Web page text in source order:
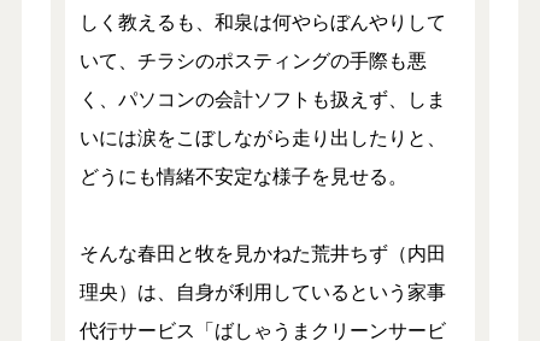
しく教えるも、和泉は何やらぼんやりして
いて、チラシのポスティングの手際も悪
く、パソコンの会計ソフトも扱えず、しま
いには涙をこぼしながら走り出したりと、
どうにも情緒不安定な様子を見せる。
そんな春田と牧を見かねた荒井ちず（内田
理央）は、自身が利用しているという家事
代行サービス「ばしゃうまクリーンサービ